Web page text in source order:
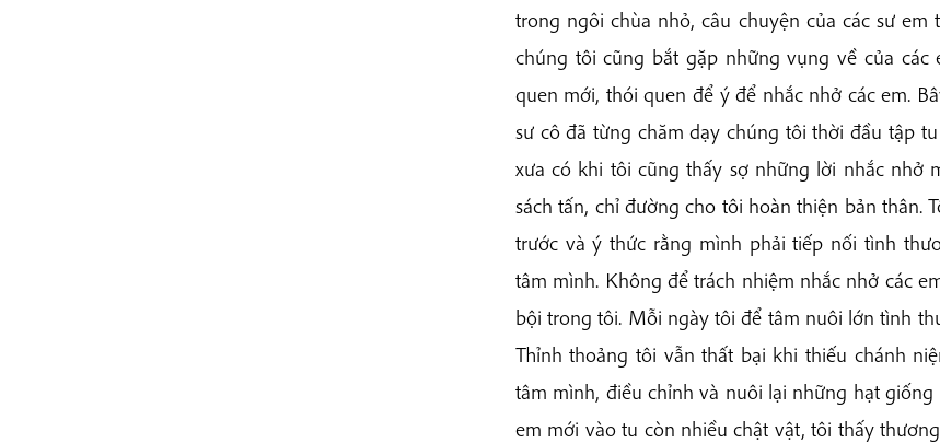
trong ngôi chùa nhỏ, câu chuyện của các sư
chúng tôi cũng bắt gặp những vụng về của
quen mới, thói quen để ý để nhắc nhở các em.
sư cô đã từng chăm dạy chúng tôi thời đầu tập
xưa có khi tôi cũng thấy sợ những lời nhắc nhở
sách tấn, chỉ đường cho tôi hoàn thiện bản thân.
trước và ý thức rằng mình phải tiếp nối tình
tâm mình. Không để trách nhiệm nhắc nhở các
bội trong tôi. Mỗi ngày tôi để tâm nuôi lớn tình
Thỉnh thoảng tôi vẫn thất bại khi thiếu chánh
tâm mình, điều chỉnh và nuôi lại những hạt
em mới vào tu còn nhiều chật vật, tôi thấy